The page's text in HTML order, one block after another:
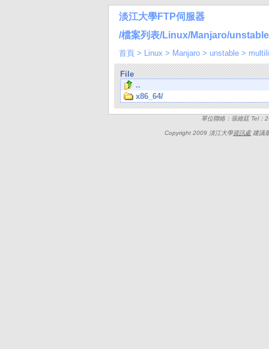
淡江大學FTP伺服器
/檔案列表/Linux/Manjaro/
首頁 > Linux > Manjaro > unstable >
File
..
x86_64/
單位聯絡：張維廷 Tel
Copyright 2009 淡江大學資訊處建議